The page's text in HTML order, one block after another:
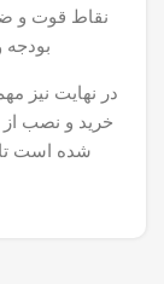
نقاط قوت و
بودجه
در نهایت نیز
خرید و نصب از
شده است